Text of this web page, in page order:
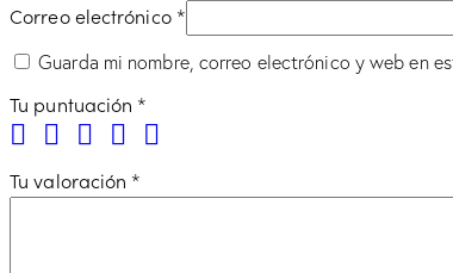
Correo electrónico *
Guarda mi nombre, correo electrónico y web en
Tu puntuación *
Tu valoración *